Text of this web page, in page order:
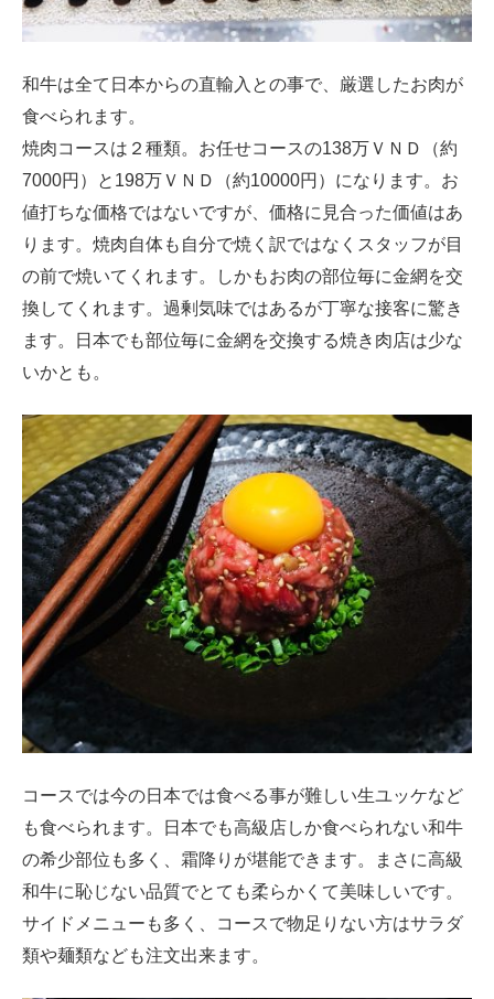
和牛は全て日本からの直輸入との事で、厳選したお肉が
食べられます。
焼肉コースは２種類。お任せコースの138万ＶＮＤ（約
7000円）と198万ＶＮＤ（約10000円）になります。お
値打ちな価格ではないですが、価格に見合った価値はあ
ります。焼肉自体も自分で焼く訳ではなくスタッフが目
の前で焼いてくれます。しかもお肉の部位毎に金網を交
換してくれます。過剰気味ではあるが丁寧な接客に驚き
ます。日本でも部位毎に金網を交換する焼き肉店は少な
いかとも。
コースでは今の日本では食べる事が難しい生ユッケなど
も食べられます。日本でも高級店しか食べられない和牛
の希少部位も多く、霜降りが堪能できます。まさに高級
和牛に恥じない品質でとても柔らかくて美味しいです。
サイドメニューも多く、コースで物足りない方はサラダ
類や麺類なども注文出来ます。